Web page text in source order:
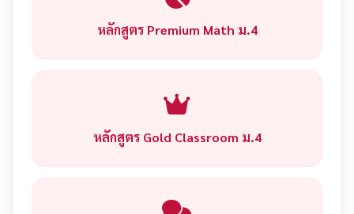
หลักสูตร Premium Math ม.4
หลักสูตร Gold Classroom ม.4